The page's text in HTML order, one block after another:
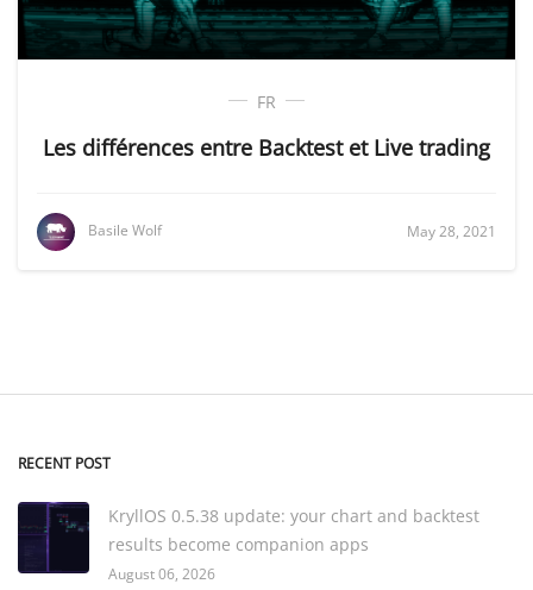
FR
Les différences entre Backtest et Live trading
Basile Wolf May 28, 2021
RECENT POST
KryllOS 0.5.38 update: your chart and backtest
results become companion apps
August 06, 2026